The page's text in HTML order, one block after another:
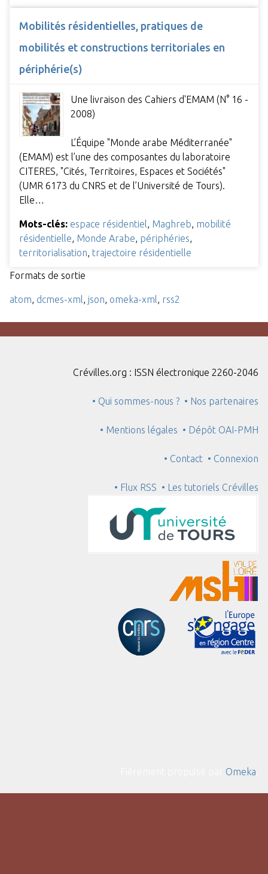
Mobilités résidentielles, pratiques de
mobilités et constructions territoriales en
périphérie(s)
Une livraison des Cahiers d'EMAM (N° 16 -
2008)
L’Équipe "Monde arabe Méditerranée"
(EMAM) est l’une des composantes du laboratoire
CITERES, "Cités, Territoires, Espaces et Sociétés"
(UMR 6173 du CNRS et de l’Université de Tours).
Elle…
Mots-clés: espace résidentiel, Maghreb, mobilité
résidentielle, Monde Arabe, périphéries,
territorialisation, trajectoire résidentielle
Formats de sortie
atom, dcmes-xml, json, omeka-xml, rss2
Crévilles.org : ISSN électronique 2260-2046
• Qui sommes-nous ? • Nos partenaires
• Mentions légales • Dépôt OAI-PMH
• Contact • Connexion
• Flux RSS • Les tutoriels Crévilles
Omeka